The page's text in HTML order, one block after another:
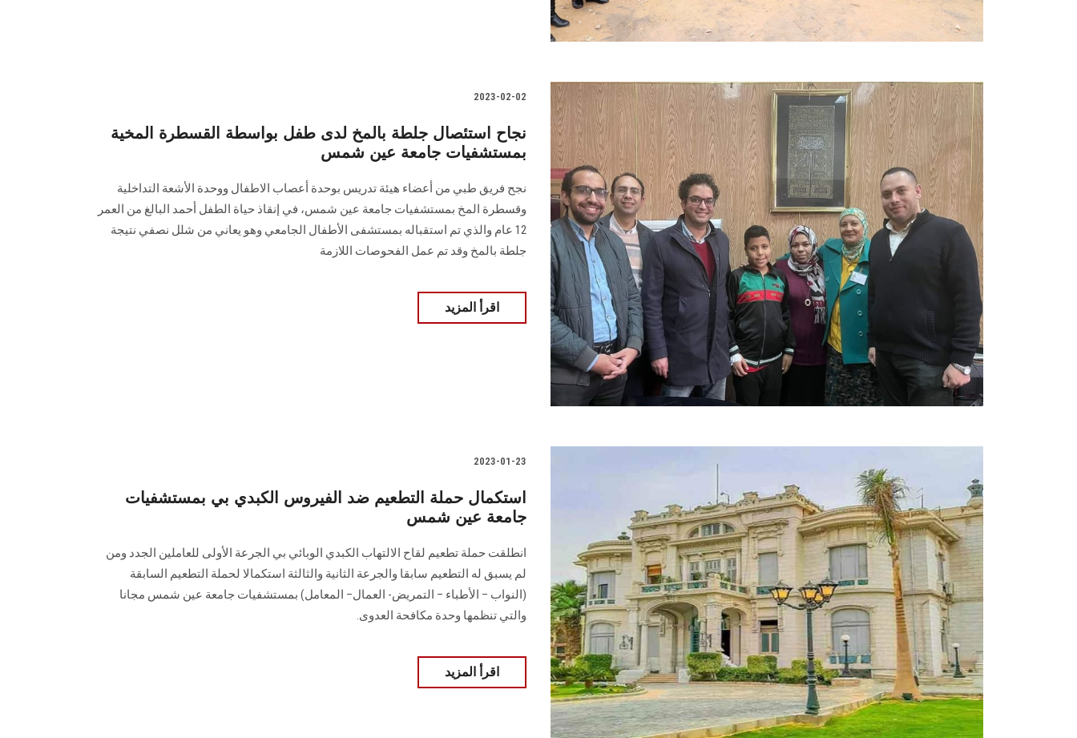
2023-02-02
نجاح استئصال جلطة بالمخ لدى طفل بواسطة القسطرة المخية
بمستشفيات جامعة عين شمس
نجح فريق طبي من أعضاء هيئة تدريس بوحدة أعصاب الاطفال ووحدة الأشعة التداخلية
وقسطرة المخ بمستشفيات جامعة عين شمس، في إنقاذ حياة الطفل أحمد البالغ من العمر
12 عام والذي تم استقباله بمستشفى الأطفال الجامعي وهو يعاني من شلل نصفي نتيجة
جلطة بالمخ وقد تم عمل الفحوصات اللازمة
اقرأ المزيد
2023-01-23
استكمال حملة التطعيم ضد الفيروس الكبدي بي بمستشفيات
جامعة عين شمس
انطلقت حملة تطعيم لقاح الالتهاب الكبدي الوبائي بي الجرعة الأولى للعاملين الجدد ومن
لم يسبق له التطعيم سابقا والجرعة الثانية والثالثة استكمالا لحملة التطعيم السابقة
(النواب – الأطباء – التمريض- العمال– المعامل) بمستشفيات جامعة عين شمس مجانا
والتي تنظمها وحدة مكافحة العدوى.
اقرأ المزيد